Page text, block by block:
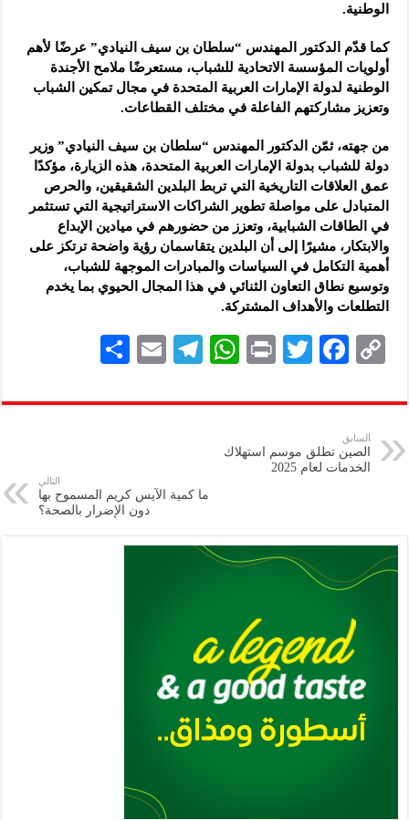
الوطنية.
كما قدّم الدكتور المهندس “سلطان بن سيف النيادي” عرضًا لأهم
أولويات المؤسسة الاتحادية للشباب، مستعرضًا ملامح الأجندة
الوطنية لدولة الإمارات العربية المتحدة في مجال تمكين الشباب
وتعزيز مشاركتهم الفاعلة في مختلف القطاعات.
من جهته، ثمّن الدكتور المهندس “سلطان بن سيف النيادي” وزير
دولة للشباب بدولة الإمارات العربية المتحدة، هذه الزيارة، مؤكدًا
عمق العلاقات التاريخية التي تربط البلدين الشقيقين، والحرص
المتبادل على مواصلة تطوير الشراكات الاستراتيجية التي تستثمر
في الطاقات الشبابية، وتعزز من حضورهم في ميادين الإبداع
والابتكار، مشيرًا إلى أن البلدين يتقاسمان رؤية واضحة ترتكز على
أهمية التكامل في السياسات والمبادرات الموجهة للشباب،
وتوسيع نطاق التعاون الثنائي في هذا المجال الحيوي بما يخدم
التطلعات والأهداف المشتركة.
C
p
y
Li
F
eb
k
T
tt
P
nt
W
at
p
Te
gr
E
ai
ar
السابق
الصين تطلق موسم استهلاك
الخدمات لعام 2025
التالي
ما كمية الآيس كريم المسموح بها
دون الإضرار بالصحة؟